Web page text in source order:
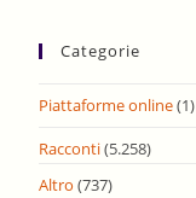
Categorie
Piattaforme online(1)
Racconti(5.258)
Altro (737)